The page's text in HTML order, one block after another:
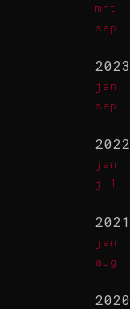
mrt
sep
2023
jan
sep
2022
jan
jul
2021
jan
aug
2020